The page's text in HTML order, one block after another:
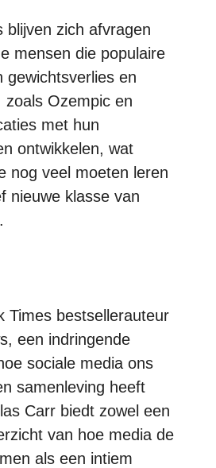
blijven zich afvragen
mensen die populaire
gewichtsverlies en
zoals Ozempic en
met hun
ontwikkelen, wat
nog veel moeten leren
nieuwe klasse van
Times bestsellerauteur
een indringende
sociale media ons
samenleving heeft
Carr biedt zowel een
van hoe media de
als een intiem